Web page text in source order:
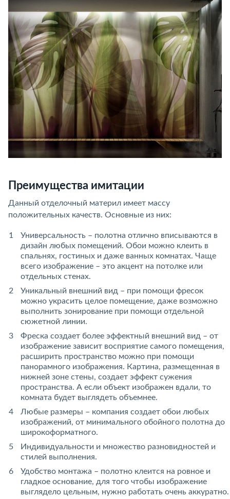
Преимущества имитации
Данный отделочный материл имеет массу
положительных качеств. Основные из них:
Универсальность – полотна отлично вписываются в
дизайн любых помещений. Обои можно клеить в
спальнях, гостиных и даже ванных комнатах. Чаще
всего изображение – это акцент на потолке или
отдельных стенах.
Уникальный внешний вид – при помощи фресок
можно украсить целое помещение, даже возможно
выполнить зонирование при помощи отдельной
сюжетной линии.
Фреска создает более эффектный внешний вид – от
изображение зависит восприятие самого помещения,
расширить пространство можно при помощи
панорамного изображения. Картина, размещенная в
нижней зоне стены, создает эффект сужения
пространства. А если объект изображен вдали, то
комната будет выглядеть объемнее.
Любые размеры – компания создает обои любых
изображений, от минимального обойного полотна до
широкоформатного.
Индивидуальности и множество разновидностей и
стилей выполнения.
Удобство монтажа – полотно клеится на ровное и
гладкое основание, для того чтобы изображение
выглядело цельным, нужно работать очень аккуратно.